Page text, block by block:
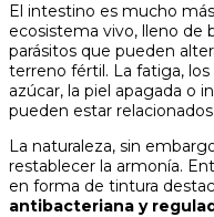
El intestino es mucho
ecosistema vivo, lleno de
parásitos que pueden
terreno fértil. La fatiga,
azúcar, la piel apagada o
pueden estar
La naturaleza, sin
restablecer la armonía.
en forma de tintura
antibacteriana y